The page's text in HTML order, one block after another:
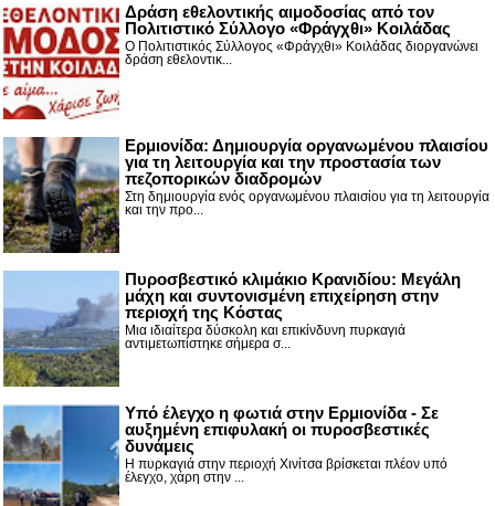
Δράση εθελοντικής αιμοδοσίας από τον
Πολιτιστικό Σύλλογο «Φράγχθι» Κοιλάδας
Ο Πολιτιστικός Σύλλογος «Φράγχθι» Κοιλάδας διοργανώνει
δράση εθελοντικ...
Ερμιονίδα: Δημιουργία οργανωμένου πλαισίου
για τη λειτουργία και την προστασία των
πεζοπορικών διαδρομών
Στη δημιουργία ενός οργανωμένου πλαισίου για τη λειτουργία
και την προ...
Πυροσβεστικό κλιμάκιο Κρανιδίου: Μεγάλη
μάχη και συντονισμένη επιχείρηση στην
περιοχή της Κόστας
Μια ιδιαίτερα δύσκολη και επικίνδυνη πυρκαγιά
αντιμετωπίστηκε σήμερα σ...
Υπό έλεγχο η φωτιά στην Ερμιονίδα - Σε
αυξημένη επιφυλακή οι πυροσβεστικές
δυνάμεις
Η πυρκαγιά στην περιοχή Χινίτσα βρίσκεται πλέον υπό
έλεγχο, χάρη στην ...